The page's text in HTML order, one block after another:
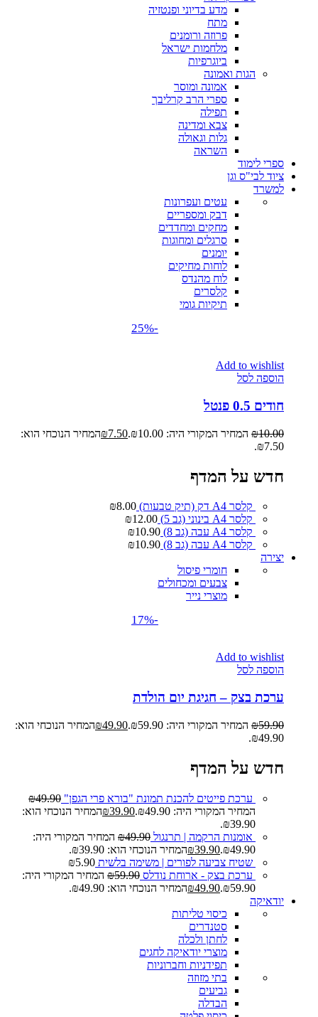
מדע בדיוני ופנטזיה
מתח
פרוזה ורומנים
מלחמות ישראל
ביוגרפיות
הגות ואמונה
אמונה ומוסר
ספרי הרב קרליבך
תפילה
צבא ומדינה
גלות וגאולה
השראה
ספרי לימוד
ציוד לבי"ס וגן
למשרד
עטים ועפרונות
דבק ומספריים
מחקים ומחדדים
סרגלים ומחוגות
יומנים
לוחות מחיקים
לוח מהנדס
קלסרים
תיקיות גומי
-25%
Add to wishlist
הוספה לסל
חודים 0.5 פנטל
₪10.00 המחיר המקורי היה: ₪10.00. ₪7.50
המחיר הנוכחי הוא:
₪7.50.
חדש על המדף
קלסר A4 דק (תיק טבעות) ₪8.00
קלסר A4 בינוני (גב 5)
₪12.00
קלסר A4 עבה (גב 8)
₪10.90
קלסר A4 עבה (גב 8)
₪10.90
יצירה
חומרי פיסול
צבעים ומכחולים
מוצרי נייר
-17%
Add to wishlist
הוספה לסל
ערכת בצק – חגיגת יום הולדת
₪59.90 המחיר המקורי היה: ₪59.90. ₪49.90
המחיר הנוכחי הוא:
₪49.90.
חדש על המדף
ערכת פייטים להכנת תמונת "בורא פרי הגפן" ₪49.90
המחיר המקורי היה: ₪49.90.
₪39.90
המחיר הנוכחי הוא:
₪39.90.
אומנות הרקמה | תרנגול
₪49.90
המחיר המקורי היה:
₪49.90.
₪39.90
המחיר הנוכחי הוא: ₪39.90.
שטיח צביעה לפורים | משימה בלשית
₪5.90
ערכת בצק - ארוחת נודלס
₪59.90
המחיר המקורי היה:
₪59.90.
₪49.90
המחיר הנוכחי הוא: ₪49.90.
יודאיקה
כיסוי טליתות
סטנדרים
לחתן ולכלה
מוצרי יודאיקה לחגים
תפידניות וחברוניות
בתי מזוזה
גביעים
הבדלה